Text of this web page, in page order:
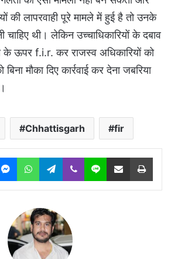
की लापरवाही पूरे मामले में हुई है तो उनके
चाहिए थी। लेकिन उच्चाधिकारियों के दबाव
के ऊपर f.i.r. कर राजस्व अधिकारियों को
मौका दिए कार्रवाई कर देना जबरिया
Chhattisgarh fir
MessengerWhatsAppTelegram
Viber Line Share via Email Print